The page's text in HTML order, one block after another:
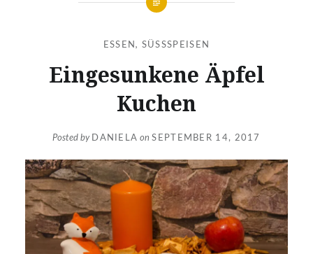
ESSEN, SÜSSSPEISEN
Eingesunkene Äpfel
Kuchen
Posted by DANIELA onSEPTEMBER 14, 2017